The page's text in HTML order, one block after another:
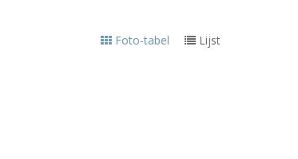
Foto-tabel Lijst